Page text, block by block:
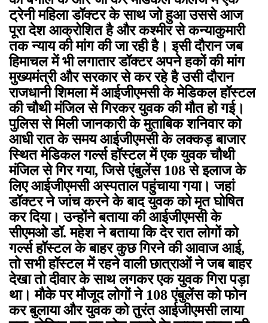
ट्रेनी महिला डॉक्टर के साथ जो हुआ उससे आज
पूरा देश आक्रोशित है और कश्मीर से कन्याकुमारी
तक न्याय की मांग की जा रही है। इसी दौरान जब
हिमाचल में भी लगातार डॉक्टर अपने हकों की मांग
मुख्यमंत्री और सरकार से कर रहे है उसी दौरान
राजधानी शिमला में आईजीएमसी के मेडिकल हॉस्टल
की चौथी मंजिल से गिरकर युवक की मौत हो गई।
पुलिस से मिली जानकारी के मुताबिक शनिवार को
आधी रात के समय आईजीएमसी के लक्कड़ बाजार
स्थित मेडिकल गर्ल्स हॉस्टल में एक युवक चौथी
मंजिल से गिर गया, जिसे एंबुलेंस 108 से इलाज के
लिए आईजीएमसी अस्पताल पहुंचाया गया। जहां
डॉक्टर ने जांच करने के बाद युवक को मृत घोषित
कर दिया। उन्होंने बताया की आईजीएमसी के
सीएमओ डॉ. महेश ने बताया कि देर रात लोगों को
गर्ल्स हॉस्टल के बाहर कुछ गिरने की आवाज आई,
तो सभी हॉस्टल में रहने वाली छात्राओं ने जब बाहर
देखा तो दीवार के साथ लगकर एक युवक गिरा पड़ा
था। मौके पर मौजूद लोगों ने 108 एंबुलेंस को फोन
कर बुलाया और युवक को तुरंत आईजीएमसी लाया